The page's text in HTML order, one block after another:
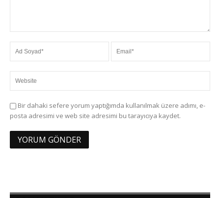
Bir dahaki sefere yorum yaptığımda kullanılmak üzere adımı, e-
posta adresimi ve web site adresimi bu tarayıcıya kaydet.